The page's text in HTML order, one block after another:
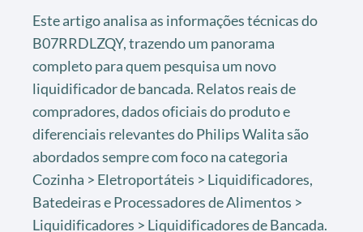
Este artigo analisa as informações técnicas do
B07RRDLZQY, trazendo um panorama
completo para quem pesquisa um novo
liquidificador de bancada. Relatos reais de
compradores, dados oficiais do produto e
diferenciais relevantes do Philips Walita são
abordados sempre com foco na categoria
Cozinha > Eletroportáteis > Liquidificadores,
Batedeiras e Processadores de Alimentos >
Liquidificadores > Liquidificadores de Bancada.